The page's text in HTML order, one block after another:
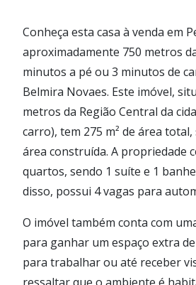
Conheça esta casa à venda em
aproximadamente 750 metros
minutos a pé ou 3 minutos de
Belmira Novaes. Este imóvel,
metros da Região Central da
carro), tem 275 m² de área total,
área construída. A propriedade
quartos, sendo 1 suíte e 1
disso, possui 4 vagas para
O imóvel também conta com
para ganhar um espaço extra
para trabalhar ou até receber